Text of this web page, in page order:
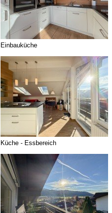
Einbauküche
Küche - Essbereich